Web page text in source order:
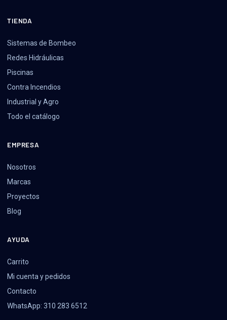
TIENDA
Sistemas de Bombeo
Redes Hidráulicas
Piscinas
Contra Incendios
Industrial y Agro
Todo el catálogo
EMPRESA
Nosotros
Marcas
Proyectos
Blog
AYUDA
Carrito
Mi cuenta y pedidos
Contacto
WhatsApp: 310 283 6512